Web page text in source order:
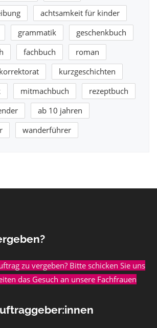
achtsamkeit für kinder
grammatik
geschenkbuch
fachbuch
roman
korrektorat
kurzgeschichten
mitmachbuch
rezeptbuch
ab 10 jahren
wanderführer
zu vergeben? Bitte schicken Sie uns
das Gesuch an unsere Fachfrauen